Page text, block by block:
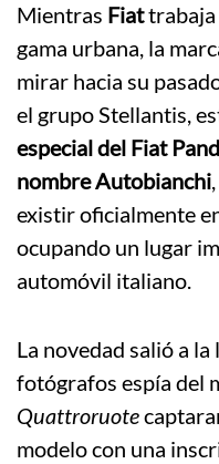
Mientras Fiattrabaja
gama urbana, la
mirar hacia su
el grupo Stellantis,
especial del Fiat
nombre Autobianchi
existir oficialmente
ocupando un lugar
automóvil italiano.
La novedad salió a
fotógrafos espía del
Quattroruote
modelo con una